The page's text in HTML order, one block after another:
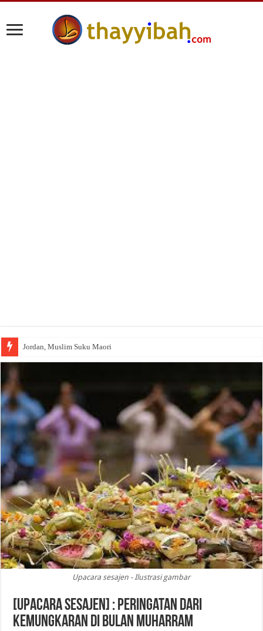
Jordan, Muslim Suku Maori
Upacara sesajen - Ilustrasi gambar
[Upacara Sesajen] : Peringatan dari
Kemungkaran di Bulan Muharram